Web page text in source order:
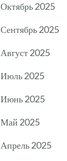
Октябрь 2025
Сентябрь 2025
Август 2025
Июль 2025
Июнь 2025
Май 2025
Апрель 2025